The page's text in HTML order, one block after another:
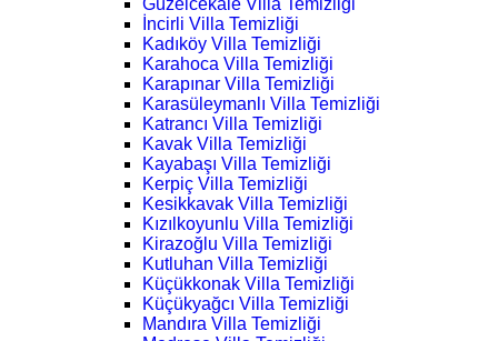
Güzelcekale Villa Temizliği
İncirli Villa Temizliği
Kadıköy Villa Temizliği
Karahoca Villa Temizliği
Karapınar Villa Temizliği
Karasüleymanlı Villa Temizliği
Katrancı Villa Temizliği
Kavak Villa Temizliği
Kayabaşı Villa Temizliği
Kerpiç Villa Temizliği
Kesikkavak Villa Temizliği
Kızılkoyunlu Villa Temizliği
Kirazoğlu Villa Temizliği
Kutluhan Villa Temizliği
Küçükkonak Villa Temizliği
Küçükyağcı Villa Temizliği
Mandıra Villa Temizliği